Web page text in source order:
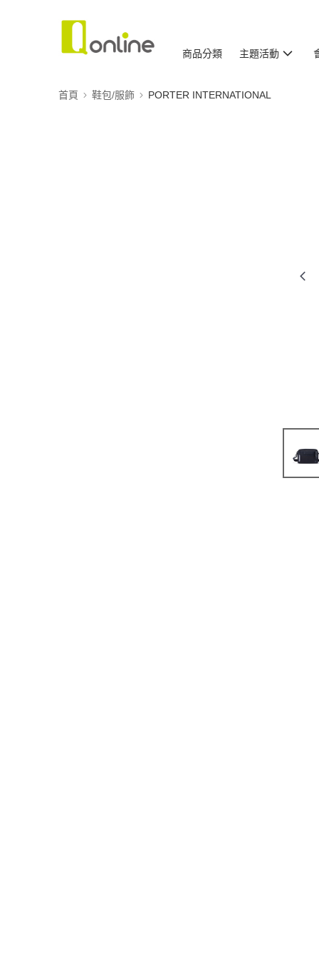
商品分類 主題活動
首頁 鞋包/服飾 PORTER INTERNATIONAL